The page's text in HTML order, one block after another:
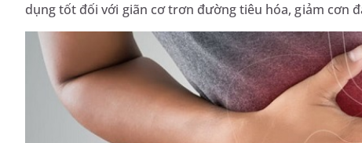
dụng tốt đối với giãn cơ trơn đường tiêu hóa, giảm cơn